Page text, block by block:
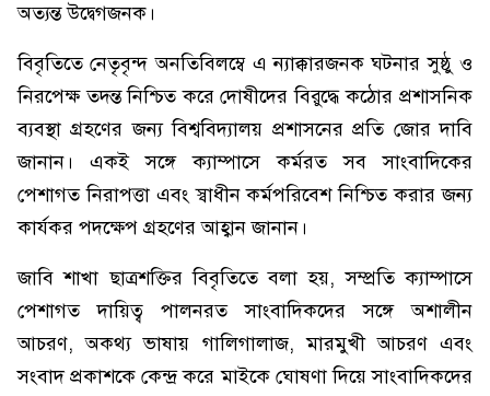
অত্যন্ত উদ্বেগজনক।
বিবৃতিতে নেতৃবৃন্দ অনতিবিলম্বে এ ন্যাক্কারজনক ঘটনার সুষ্ঠু ও
নিরপেক্ষ তদন্ত নিশ্চিত করে দোষীদের বিরুদ্ধে কঠোর প্রশাসনিক
ব্যবস্থা গ্রহণের জন্য বিশ্ববিদ্যালয় প্রশাসনের প্রতি জোর দাবি
জানান। একই সঙ্গে ক্যাম্পাসে কর্মরত সব সাংবাদিকের
পেশাগত নিরাপত্তা এবং স্বাধীন কর্মপরিবেশ নিশ্চিত করার জন্য
কার্যকর পদক্ষেপ গ্রহণের আহ্বান জানান।
জাবি শাখা ছাত্রশক্তির বিবৃতিতে বলা হয়, সম্প্রতি ক্যাম্পাসে
পেশাগত দায়িত্ব পালনরত সাংবাদিকদের সঙ্গে অশালীন
আচরণ, অকথ্য ভাষায় গালিগালাজ, মারমুখী আচরণ এবং
সংবাদ প্রকাশকে কেন্দ্র করে মাইকে ঘোষণা দিয়ে সাংবাদিকদের